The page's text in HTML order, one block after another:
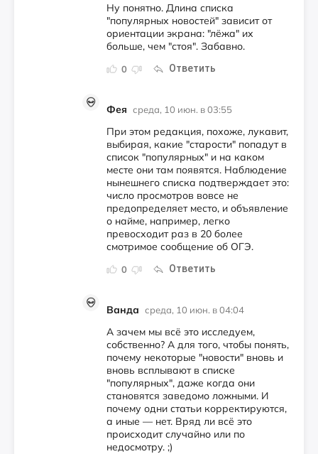
0 Ответить
Ну понятно. Длина списка
"популярных новостей" зависит от
ориентации экрана: "лёжа" их
больше, чем "стоя". Забавно.
Фея среда, 10 июн. в 03:55
0 Ответить
При этом редакция, похоже, лукавит,
выбирая, какие "старости" попадут в
список "популярных" и на каком
месте они там появятся. Наблюдение
нынешнего списка подтверждает это:
число просмотров вовсе не
предопределяет место, и объявление
о найме, например, легко
превосходит раз в 20 более
смотримое сообщение об ОГЭ.
Ванда среда, 10 июн. в 04:04
А зачем мы всё это исследуем,
собственно? А для того, чтобы понять,
почему некоторые "новости" вновь и
вновь всплывают в списке
"популярных", даже когда они
становятся заведомо ложными. И
почему одни статьи корректируются,
а иные — нет. Вряд ли всё это
происходит случайно или по
недосмотру. ;)